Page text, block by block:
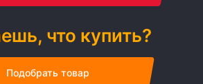
что купить?
Подобрать товар